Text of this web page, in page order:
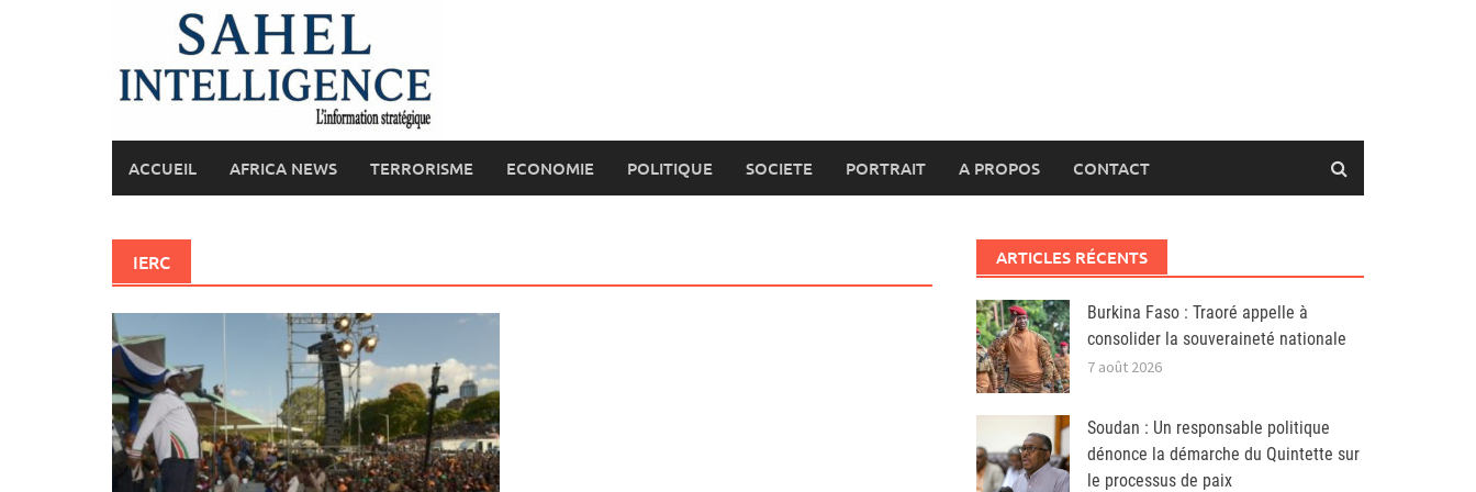
ACCUEIL AFRICA NEWS TERRORISME ECONOMIE POLITIQUE SOCIETE PORTRAIT A PROPOS CONTACT
IERC ARTICLES RÉCENTS
Burkina Faso : Traoré appelle à
consolider la souveraineté nationale
7 août 2026
Soudan : Un responsable politique
dénonce la démarche du Quintette sur
le processus de paix